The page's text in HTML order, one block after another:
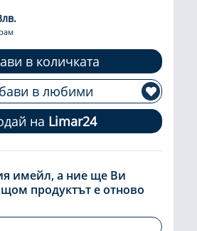
в количката
в любими
на Limar24
имейл, а ние ще Ви
продуктът е отново